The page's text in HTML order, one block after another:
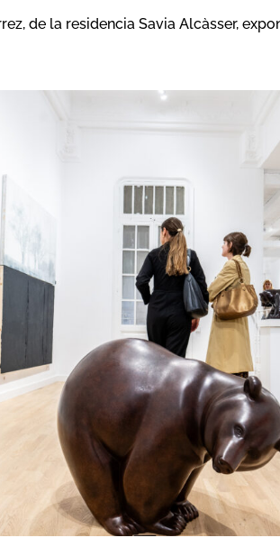
de la residencia Savia Alcàsser,